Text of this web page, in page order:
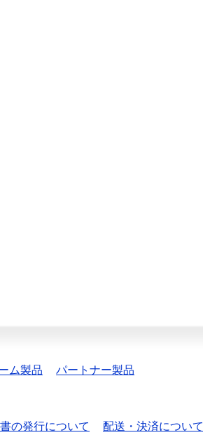
ム製品 パートナー製品
の発行について 配送・決済について